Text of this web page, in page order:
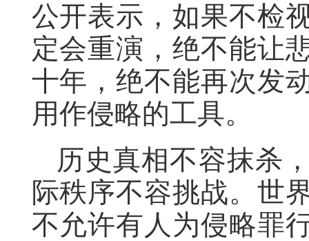
公开表示，如果不检
定会重演，绝不能让
十年，绝不能再次发
用作侵略的工具。
历史真相不容抹杀
际秩序不容挑战。世
不允许有人为侵略罪